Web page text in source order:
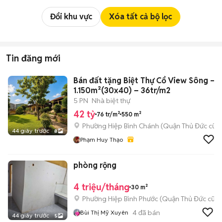
Đổi khu vực Xóa tất cả bộ lọc
Tin đăng mới
44 giây trước 8
Bán đất tặng Biệt Thự Cổ View Sông –
1.150m²(30x40) – 36tr/m2
5 PN Nhà biệt thự
42 tỷ 76 tr/m² 550 m²
Phường Hiệp Bình Chánh (Quận Thủ Đức cũ)
Phạm Huy Thạo
44 giây trước 5
phòng rộng
4 triệu/tháng 30 m²
Phường Hiệp Bình Phước (Quận Thủ Đức cũ)
Bùi Thị Mỹ Xuyên 4đã bán